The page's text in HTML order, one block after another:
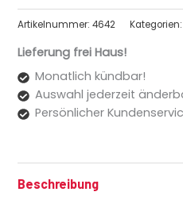
Artikelnummer:4642
Lieferung frei Haus!
Monatlich kündbar!
Auswahl jederzeit
Persönlicher
Beschreibung